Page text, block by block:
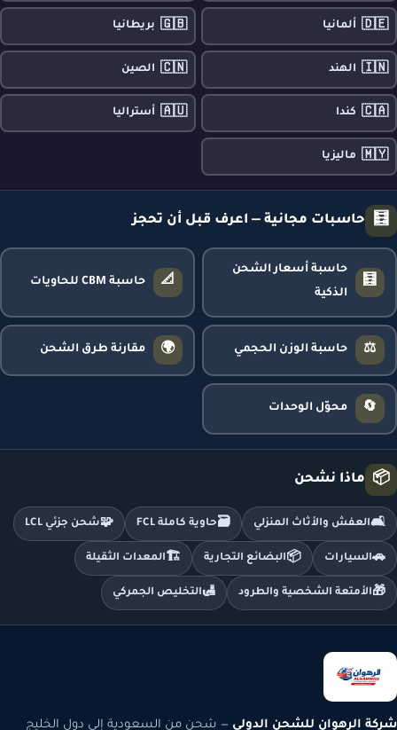
🇩🇪 ألمانيا 🇬🇧 بريطانيا
🇮🇳 الهند 🇨🇳 الصين
🇨🇦 كندا 🇦🇺 أستراليا
🇲🇾 ماليزيا
🧮 حاسبات مجانية — اعرف قبل أن تحجز
🧮
حاسبة أسعار الشحن
الذكية
📐 حاسبة CBM للحاويات
⚖️ حاسبة الوزن الحجمي 🌍 مقارنة طرق الشحن
🔄 محوّل الوحدات
📦 ماذا نشحن
🛋️العفش والأثاث المنزلي 🗃️حاوية كاملة FCL 🧩شحن جزئي LCL
🚗السيارات 📦البضائع التجارية 🏗️ المعدات الثقيلة
🎁الأمتعة الشخصية والطرود 🛃التخليص الجمركي
شركة الرهوان للشحن الدولي — شحن من السعودية إلى دول الخليج